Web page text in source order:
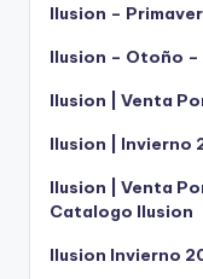
Ilusion –
Ilusion – Otoño –
Ilusion | Venta
Ilusion | Invierno
Ilusion | Venta
Catalogo Ilusion
Ilusion Invierno